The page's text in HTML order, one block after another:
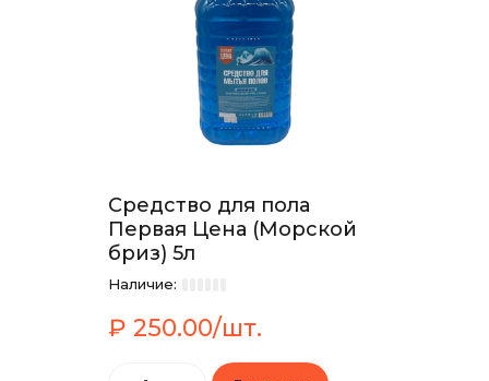
Средство для пола
Первая Цена (Морской
бриз) 5л
Наличие:
₽ 250.00/шт.